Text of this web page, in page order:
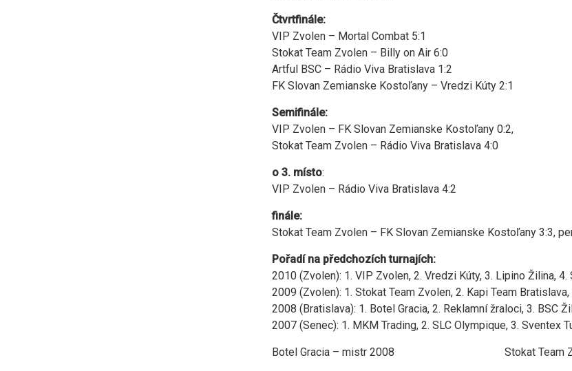
Čtvrtfinále:
VIP Zvolen – Mortal Combat 5:1
Stokat Team Zvolen – Billy on Air 6:0
Artful BSC – Rádio Viva Bratislava 1:2
FK Slovan Zemianske Kostoľany – Vredzi Kúty 2:1
Semifinále:
VIP Zvolen – FK Slovan Zemianske Kostoľany 0:2,
Stokat Team Zvolen – Rádio Viva Bratislava 4:0
o 3. místo:
VIP Zvolen – Rádio Viva Bratislava 4:2
finále:
Stokat Team Zvolen – FK Slovan Zemianske Kostoľany 3:3,
Pořadí na předchozích turnajích:
2010 (Zvolen): 1. VIP Zvolen, 2. Vredzi Kúty, 3. Lipino Žilina, 4.
2009 (Zvolen): 1. Stokat Team Zvolen, 2. Kapi Team
2008 (Bratislava): 1. Botel Gracia, 2. Reklamní žraloci, 3. BSC
2007 (Senec): 1. MKM Trading, 2. SLC Olympique, 3. Sventex
Botel Gracia – mistr 2008 Stokat Team